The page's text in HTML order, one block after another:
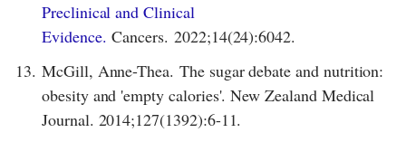
Preclinical and Clinical
Evidence. Cancers. 2022;14(24):6042.
13. McGill, Anne-Thea. The sugar debate and nutrition:
obesity and 'empty calories'. New Zealand Medical
Journal. 2014;127(1392):6-11.